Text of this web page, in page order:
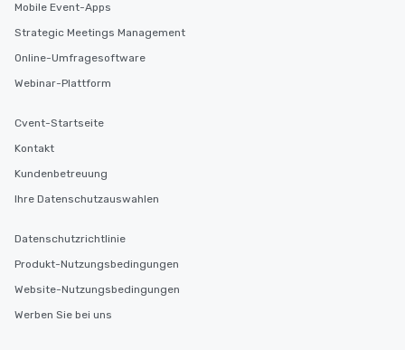
Mobile Event-Apps
Strategic Meetings Management
Online-Umfragesoftware
Webinar-Plattform
Cvent-Startseite
Kontakt
Kundenbetreuung
Ihre Datenschutzauswahlen
Datenschutzrichtlinie
Produkt-Nutzungsbedingungen
Website-Nutzungsbedingungen
Werben Sie bei uns